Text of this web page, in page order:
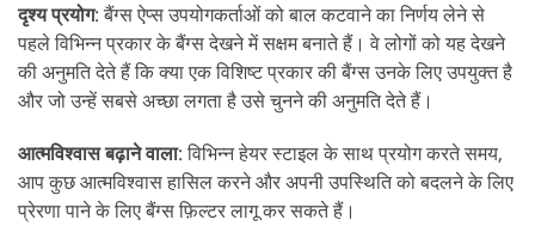
दृश्य प्रयोग: बैंग्स ऐप्स उपयोगकर्ताओं को बाल कटवाने का निर्णय लेने से
पहले विभिन्न प्रकार के बैंग्स देखने में सक्षम बनाते हैं। वे लोगों को यह देखने
की अनुमति देते हैं कि क्या एक विशिष्ट प्रकार की बैंग्स उनके लिए उपयुक्त है
और जो उन्हें सबसे अच्छा लगता है उसे चुनने की अनुमति देते हैं।
आत्मविश्वास बढ़ाने वाला: विभिन्न हेयर स्टाइल के साथ प्रयोग करते समय,
आप कुछ आत्मविश्वास हासिल करने और अपनी उपस्थिति को बदलने के लिए
प्रेरणा पाने के लिए बैंग्स फ़िल्टर लागू कर सकते हैं।